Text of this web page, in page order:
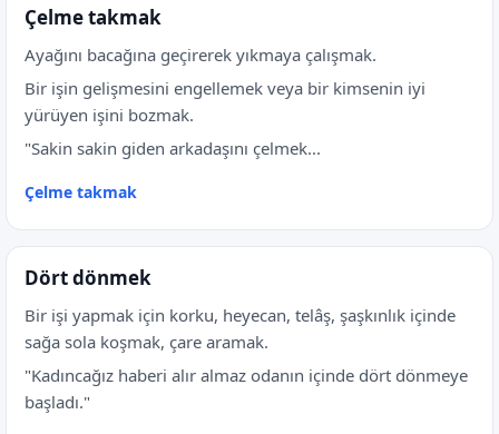
Çelme takmak
Ayağını bacağına geçirerek yıkmaya çalışmak.
Bir işin gelişmesini engellemek veya bir kimsenin iyi
yürüyen işini bozmak.
"Sakin sakin giden arkadaşını çelmek...
Çelme takmak
Dört dönmek
Bir işi yapmak için korku, heyecan, telâş, şaşkınlık içinde
sağa sola koşmak, çare aramak.
"Kadıncağız haberi alır almaz odanın içinde dört dönmeye
başladı."